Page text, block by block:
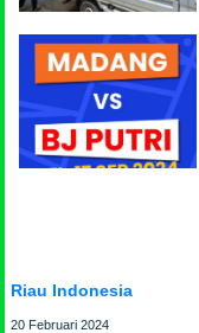
Riau Indonesia
20 Februari 2024